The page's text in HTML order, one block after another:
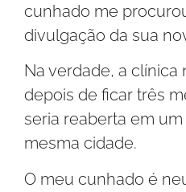
cunhado me
divulgação da sua
Na verdade, a clínica
depois de ficar três
seria reaberta em
mesma cidade.
O meu cunhado é